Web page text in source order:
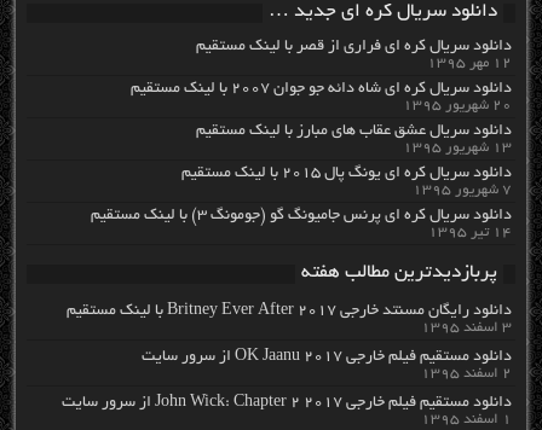
دانلود سریال کره ای جدید …
دانلود سریال کره ای فراری از قصر با لینک مستقیم
۱۲ مهر ۱۳۹۵
دانلود سریال کره ای شاه دائه جو جوان ۲۰۰۷ با لینک مستقیم
۲۰ شهریور ۱۳۹۵
دانلود سریال عشق عقاب های مبارز با لینک مستقیم
۱۳ شهریور ۱۳۹۵
دانلود سریال کره ای یونگ پال ۲۰۱۵ با لینک مستقیم
۷ شهریور ۱۳۹۵
دانلود سریال کره ای پرنس جامیونگ گو (جومونگ ۳) با لینک مستقیم
۱۴ تیر ۱۳۹۵
پربازدیدترین مطالب هفته
دانلود رایگان مسنتد خارجی Britney Ever After 2017 با لینک مستقیم
۳ اسفند ۱۳۹۵
دانلود مستقیم فیلم خارجی OK Jaanu 2017 از سرور سایت
۲ اسفند ۱۳۹۵
دانلود مستقیم فیلم خارجی John Wick: Chapter 2 2017 از سرور سایت
۱ اسفند ۱۳۹۵